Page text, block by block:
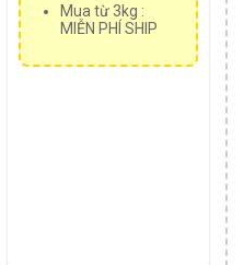
Mua từ 3kg :
MIỄN PHÍ SHIP